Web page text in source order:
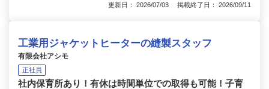
更新日： 2026/07/03 掲載終了日： 2026/09/11
工業用ジャケットヒーターの縫製スタッフ
有限会社アシモ
正社員
社内保育所あり！有休は時間単位での取得も可能！子育